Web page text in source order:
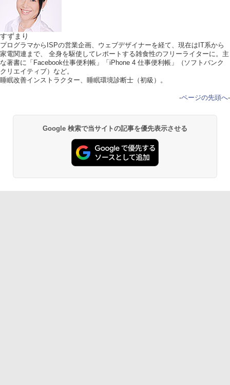
すずまり
プログラマからISPの営業企画、ウェブデザイナーを経て、現在はIT系から
家電関連まで、 全身を駆使してレポートする雑食性のフリーライターに。主
な著書に「Facebook仕事便利帳」「iPhone 4 仕事便利帳」（ソフトバンク
クリエイティブ）など。
睡眠改善インストラクター、睡眠環境診断士（初級）。
-ページの先頭へ-
Google 検索で当サイトの記事を優先表示させる